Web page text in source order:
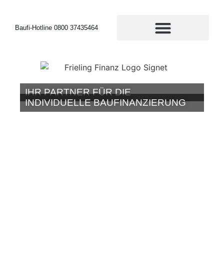
Baufi-Hotline 0800 37435464
IHR PARTNER FÜR DIE
INDIVIDUELLE BAUFINANZIERUNG